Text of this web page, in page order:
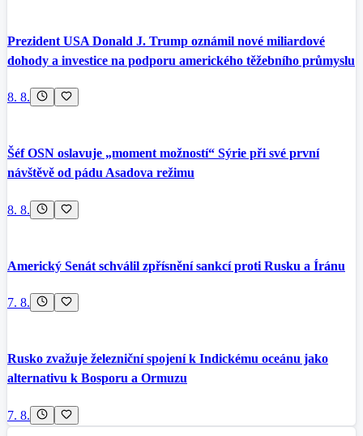
Prezident USA Donald J. Trump oznámil nové miliardové
dohody a investice na podporu amerického těžebního průmyslu
8. 8.
Šéf OSN oslavuje „moment možností“ Sýrie při své první
návštěvě od pádu Asadova režimu
8. 8.
Americký Senát schválil zpřísnění sankcí proti Rusku a Íránu
7. 8.
Rusko zvažuje železniční spojení k Indickému oceánu jako
alternativu k Bosporu a Ormuzu
7. 8.